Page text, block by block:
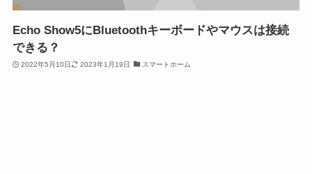
Echo Show5にBluetoothキーボードやマウスは接続
できる？
2022年5月10日 2023年1月19日 スマートホーム